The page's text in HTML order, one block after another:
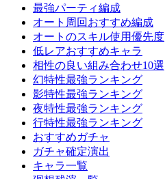
最強パーティ編成
オート周回おすすめ編成
オートのスキル使用優先度
低レアおすすめキャラ
相性の良い組み合わせ10選
幻特性最強ランキング
影特性最強ランキング
夜特性最強ランキング
行特性最強ランキング
おすすめガチャ
ガチャ確定演出
キャラ一覧